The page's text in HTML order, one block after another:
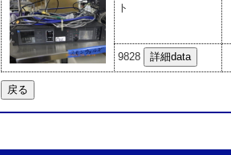
ト
9828